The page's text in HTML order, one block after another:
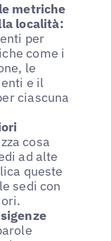
metriche
località:
per
come i
le
e il
ciascuna
cosa
ad alte
queste
sedi con